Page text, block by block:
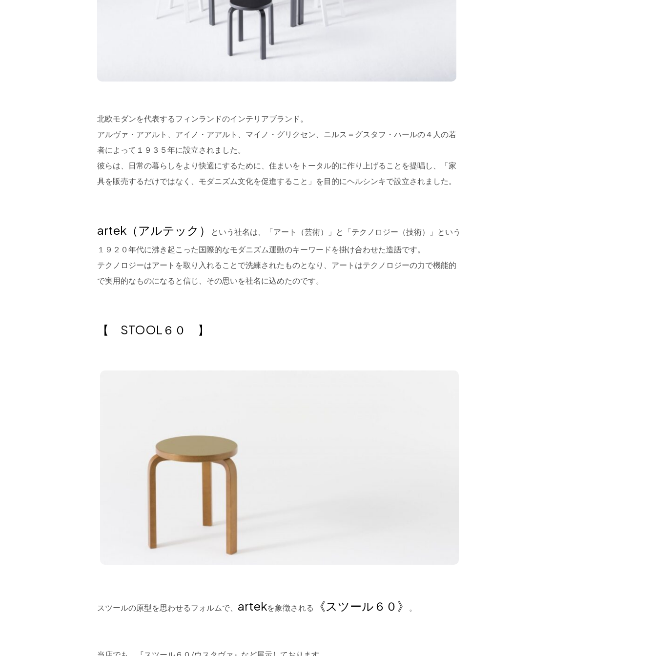
北欧モダンを代表するフィンランドのインテリアブランド。
アルヴァ・アアルト、アイノ・アアルト、マイノ・グリクセン、ニルス＝グスタフ・ハールの４人の若
者によって１９３５年に設立されました。
彼らは、日常の暮らしをより快適にするために、住まいをトータル的に作り上げることを提唱し、「家
具を販売するだけではなく、モダニズム文化を促進すること」を目的にヘルシンキで設立されました。
artek（アルテック）
という社名は、「アート（芸術）」と「テクノロジー（技術）」という
１９２０年代に沸き起こった国際的なモダニズム運動のキーワードを掛け合わせた造語です。
テクノロジーはアートを取り入れることで洗練されたものとなり、アートはテクノロジーの力で機能的
で実用的なものになると信じ、その思いを社名に込めたのです。
【 STOOL６０ 】
スツールの原型を思わせるフォルムで、 artekを象徴される 《スツール６０》 。